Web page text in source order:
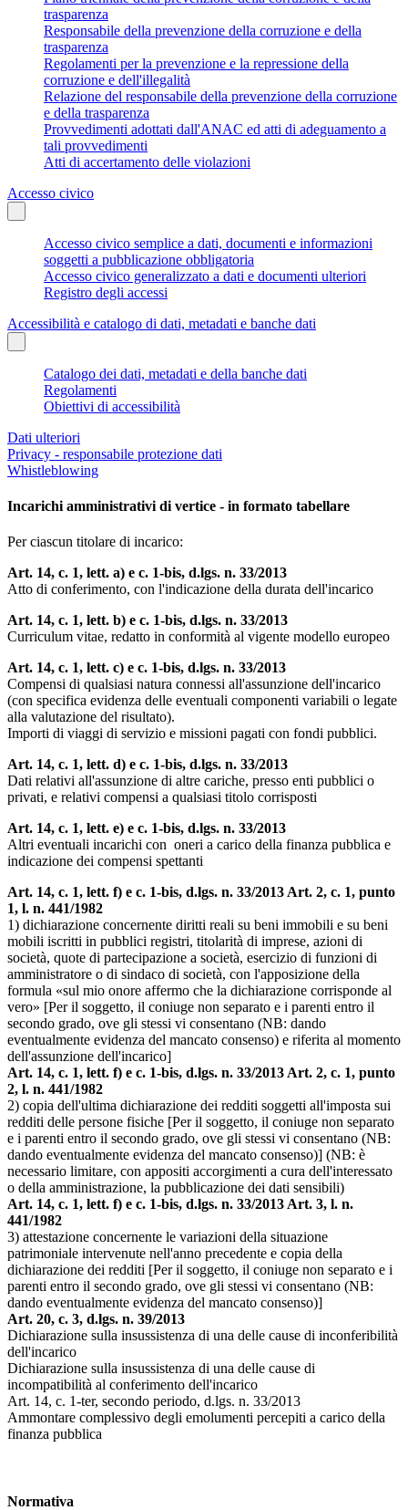
trasparenza
Responsabile della prevenzione della corruzione e della
trasparenza
Regolamenti per la prevenzione e la repressione della
corruzione e dell'illegalità
Relazione del responsabile della prevenzione della corruzione
e della trasparenza
Provvedimenti adottati dall'ANAC ed atti di adeguamento a
tali provvedimenti
Atti di accertamento delle violazioni
Accesso civico
Accesso civico semplice a dati, documenti e informazioni
soggetti a pubblicazione obbligatoria
Accesso civico generalizzato a dati e documenti ulteriori
Registro degli accessi
Accessibilità e catalogo di dati, metadati e banche dati
Catalogo dei dati, metadati e della banche dati
Regolamenti
Obiettivi di accessibilità
Dati ulteriori
Privacy - responsabile protezione dati
Whistleblowing
Incarichi amministrativi di vertice - in formato tabellare
Per ciascun titolare di incarico:
Art. 14, c. 1, lett. a) e c. 1-bis, d.lgs. n. 33/2013
Atto di conferimento, con l'indicazione della durata dell'incarico
Art. 14, c. 1, lett. b) e c. 1-bis, d.lgs. n. 33/2013
Curriculum vitae, redatto in conformità al vigente modello europeo
Art. 14, c. 1, lett. c) e c. 1-bis, d.lgs. n. 33/2013
Compensi di qualsiasi natura connessi all'assunzione dell'incarico
(con specifica evidenza delle eventuali componenti variabili o legate
alla valutazione del risultato).
Importi di viaggi di servizio e missioni pagati con fondi pubblici.
Art. 14, c. 1, lett. d) e c. 1-bis, d.lgs. n. 33/2013
Dati relativi all'assunzione di altre cariche, presso enti pubblici o
privati, e relativi compensi a qualsiasi titolo corrisposti
Art. 14, c. 1, lett. e) e c. 1-bis, d.lgs. n. 33/2013
Altri eventuali incarichi con oneri a carico della finanza pubblica e
indicazione dei compensi spettanti
Art. 14, c. 1, lett. f) e c. 1-bis, d.lgs. n. 33/2013 Art. 2, c. 1, punto
1, l. n. 441/1982
1) dichiarazione concernente diritti reali su beni immobili e su beni
mobili iscritti in pubblici registri, titolarità di imprese, azioni di
società, quote di partecipazione a società, esercizio di funzioni di
amministratore o di sindaco di società, con l'apposizione della
formula «sul mio onore affermo che la dichiarazione corrisponde al
vero» [Per il soggetto, il coniuge non separato e i parenti entro il
secondo grado, ove gli stessi vi consentano (NB: dando
eventualmente evidenza del mancato consenso) e riferita al momento
dell'assunzione dell'incarico]
Art. 14, c. 1, lett. f) e c. 1-bis, d.lgs. n. 33/2013 Art. 2, c. 1, punto
2, l. n. 441/1982
2) copia dell'ultima dichiarazione dei redditi soggetti all'imposta sui
redditi delle persone fisiche [Per il soggetto, il coniuge non separato
e i parenti entro il secondo grado, ove gli stessi vi consentano (NB:
dando eventualmente evidenza del mancato consenso)] (NB: è
necessario limitare, con appositi accorgimenti a cura dell'interessato
o della amministrazione, la pubblicazione dei dati sensibili)
Art. 14, c. 1, lett. f) e c. 1-bis, d.lgs. n. 33/2013 Art. 3, l. n.
441/1982
3) attestazione concernente le variazioni della situazione
patrimoniale intervenute nell'anno precedente e copia della
dichiarazione dei redditi [Per il soggetto, il coniuge non separato e i
parenti entro il secondo grado, ove gli stessi vi consentano (NB:
dando eventualmente evidenza del mancato consenso)]
Art. 20, c. 3, d.lgs. n. 39/2013
Dichiarazione sulla insussistenza di una delle cause di inconferibilità
dell'incarico
Dichiarazione sulla insussistenza di una delle cause di
incompatibilità al conferimento dell'incarico
Art. 14, c. 1-ter, secondo periodo, d.lgs. n. 33/2013
Ammontare complessivo degli emolumenti percepiti a carico della
finanza pubblica
Normativa